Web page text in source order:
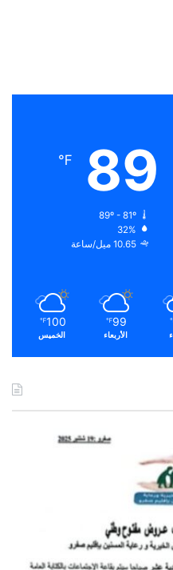
89
℉
89º - 81º
32%
10.65 ميل/ساعة
99
℉
الأربعاء
100
℉
الخميس